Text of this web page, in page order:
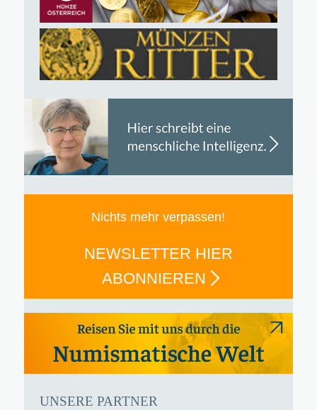
Nichts mehr verpassen!
NEWSLETTER HIER
ABONNIEREN
UNSERE PARTNER